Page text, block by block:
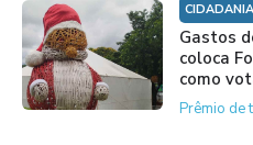
CIDADANIA
Gastos
coloca
como
Prêmio de